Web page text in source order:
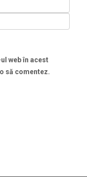
web în acest
să comentez.